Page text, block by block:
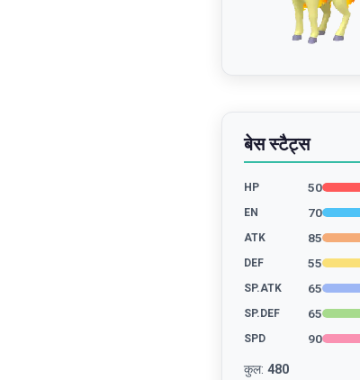
बेस स्टैट्स
HP 50
EN 70
ATK 85
DEF 55
SP.ATK 65
SP.DEF 65
SPD 90
कुल: 480